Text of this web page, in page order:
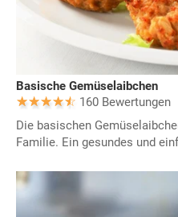
Basische Gemüselaibchen
160 Bewertungen
Die basischen
Familie. Ein gesundes und